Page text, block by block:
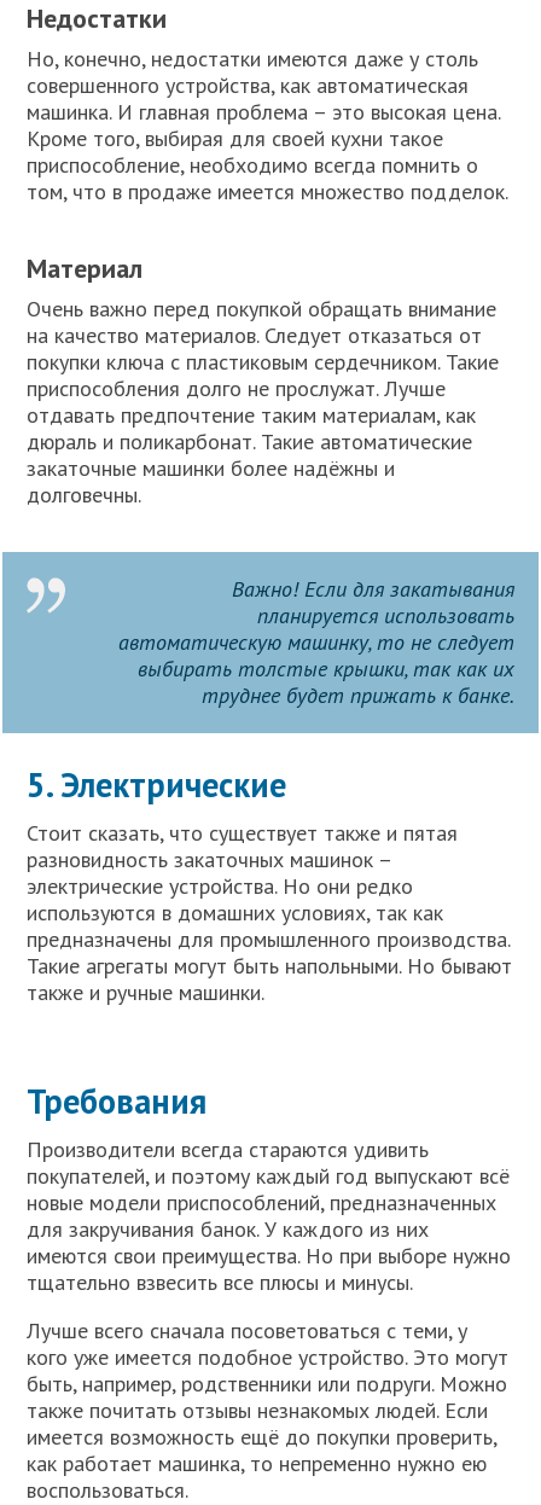
Недостатки
Но, конечно, недостатки имеются даже у столь
совершенного устройства, как автоматическая
машинка. И главная проблема – это высокая цена.
Кроме того, выбирая для своей кухни такое
приспособление, необходимо всегда помнить о
том, что в продаже имеется множество подделок.
Материал
Очень важно перед покупкой обращать внимание
на качество материалов. Следует отказаться от
покупки ключа с пластиковым сердечником. Такие
приспособления долго не прослужат. Лучше
отдавать предпочтение таким материалам, как
дюраль и поликарбонат. Такие автоматические
закаточные машинки более надёжны и
долговечны.
Важно! Если для закатывания
планируется использовать
автоматическую машинку, то не следует
выбирать толстые крышки, так как их
труднее будет прижать к банке.
5. Электрические
Стоит сказать, что существует также и пятая
разновидность закаточных машинок –
электрические устройства. Но они редко
используются в домашних условиях, так как
предназначены для промышленного производства.
Такие агрегаты могут быть напольными. Но бывают
также и ручные машинки.
Требования
Производители всегда стараются удивить
покупателей, и поэтому каждый год выпускают всё
новые модели приспособлений, предназначенных
для закручивания банок. У каждого из них
имеются свои преимущества. Но при выборе нужно
тщательно взвесить все плюсы и минусы.
Лучше всего сначала посоветоваться с теми, у
кого уже имеется подобное устройство. Это могут
быть, например, родственники или подруги. Можно
также почитать отзывы незнакомых людей. Если
имеется возможность ещё до покупки проверить,
как работает машинка, то непременно нужно ею
воспользоваться.